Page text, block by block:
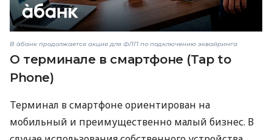
В àбанк продолжается акция для ФЛП по подключению эквайринга
О терминале в смартфоне (Tap to
Phone)
Терминал в смартфоне ориентирован на
мобильный и преимущественно малый бизнес. В